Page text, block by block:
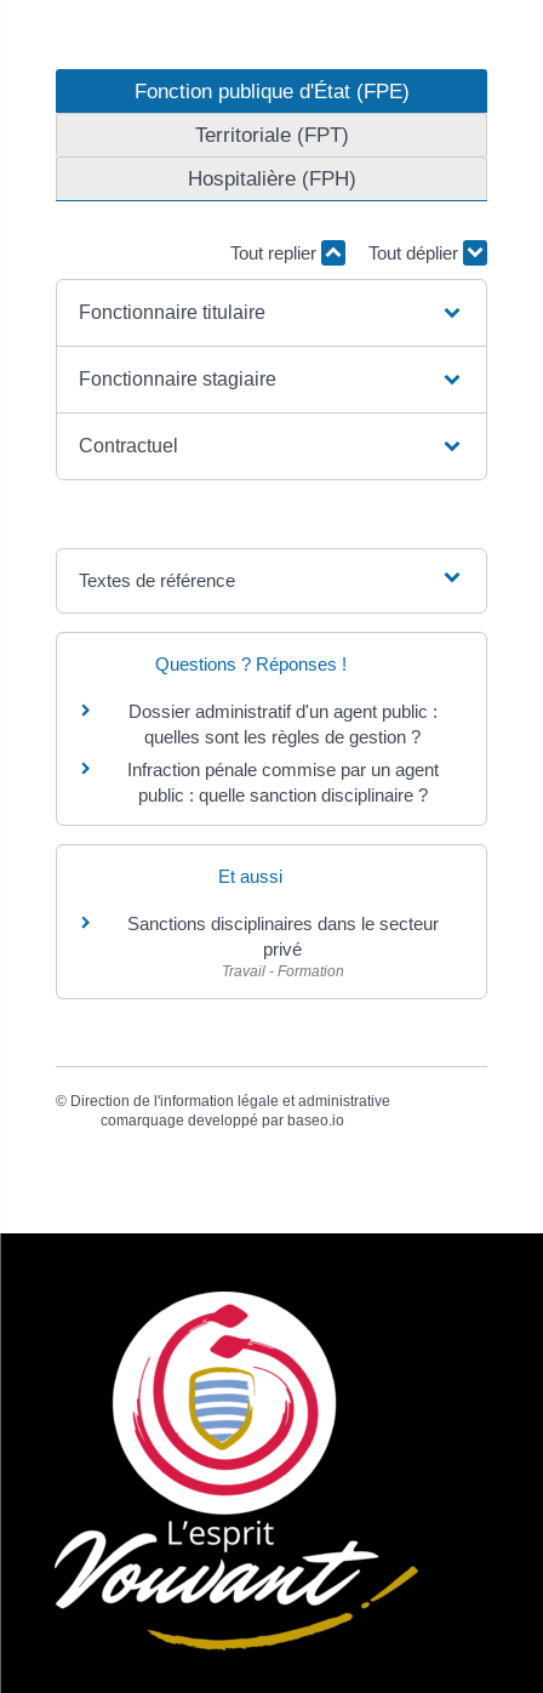
Fonction publique d'État (FPE)
Territoriale (FPT)
Hospitalière (FPH)
Tout replier Tout déplier
Fonctionnaire titulaire
Fonctionnaire stagiaire
Contractuel
Textes de référence
Questions ? Réponses !
Dossier administratif d'un agent public :
quelles sont les règles de gestion ?
Infraction pénale commise par un agent
public : quelle sanction disciplinaire ?
Et aussi
Sanctions disciplinaires dans le secteur
privé
Travail - Formation
© Direction de l'information légale et administrative
comarquage developpé par baseo.io